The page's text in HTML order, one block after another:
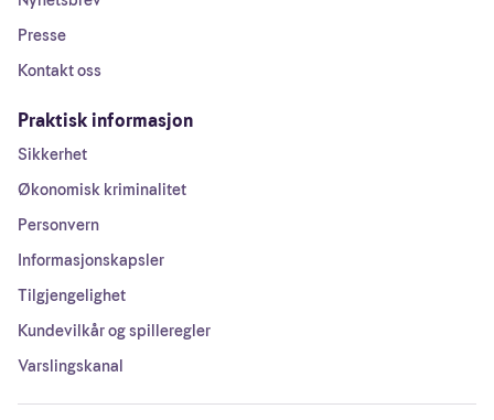
Presse
Kontakt oss
Praktisk informasjon
Sikkerhet
Økonomisk kriminalitet
Personvern
Informasjonskapsler
Tilgjengelighet
Kundevilkår og spilleregler
Varslingskanal